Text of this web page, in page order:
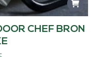
CHEF BRON